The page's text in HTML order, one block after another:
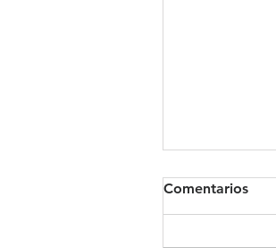
Comentarios